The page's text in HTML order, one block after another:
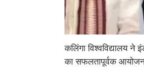
कलिंगा विश्वविद्यालय ने
का सफलतापूर्वक